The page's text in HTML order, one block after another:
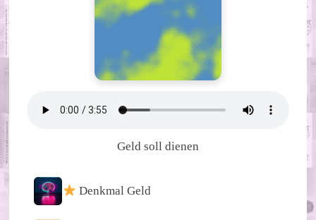
Geld soll dienen
Denkmal Geld